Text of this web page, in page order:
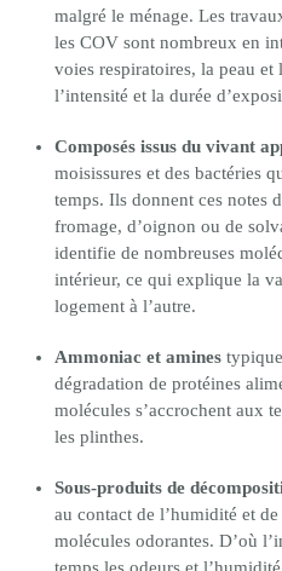
malgré le ménage. Les
les COV sont nombreux en
voies respiratoires, la peau et
l’intensité et la durée
Composés issus du vivant
moisissures et des bactéries
temps. Ils donnent ces notes
fromage, d’oignon ou de
identifie de nombreuses
intérieur, ce qui explique la
logement à l’autre.
Ammoniac et amines
dégradation de protéines
molécules s’accrochent aux
les plinthes.
Sous-produits de
au contact de l’humidité et
molécules odorantes. D’où